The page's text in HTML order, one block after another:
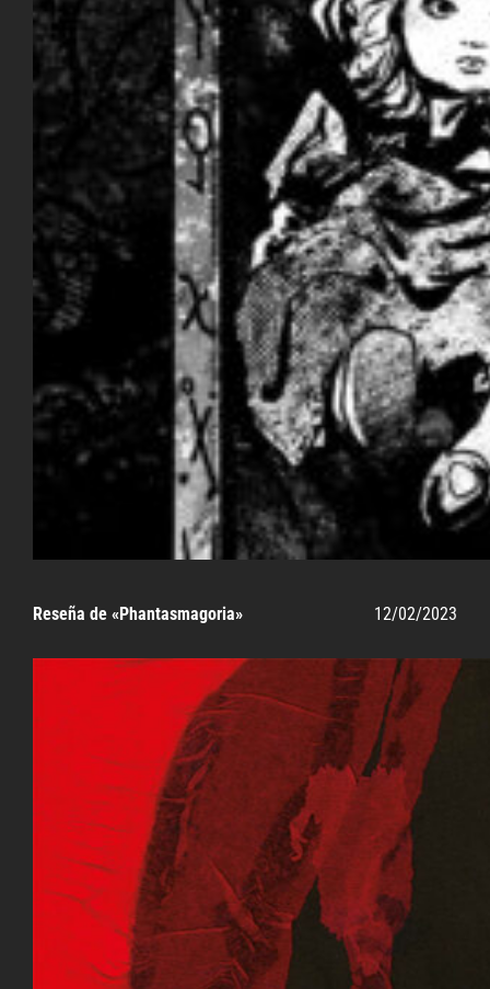
Reseña de «Phantasmagoria» 12/02/2023